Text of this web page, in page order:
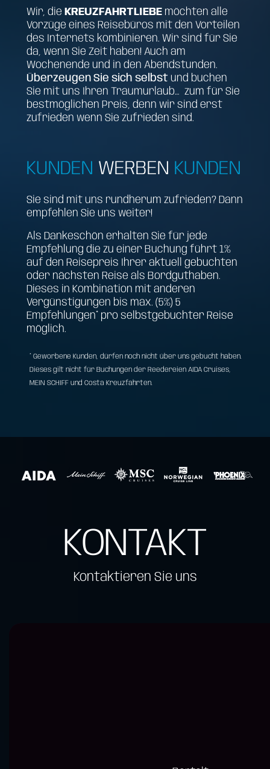
Wir, die KREUZFAHRTLIEBE möchten alle
Vorzüge eines Reisebüros mit den Vorteilen
des Internets kombinieren. Wir sind für Sie
da, wenn Sie Zeit haben! Auch am
Wochenende und in den Abendstunden.
Überzeugen Sie sich selbst und buchen
Sie mit uns Ihren Traumurlaub… zum für Sie
bestmöglichen Preis, denn wir sind erst
zufrieden wenn Sie zufrieden sind.
KUNDEN WERBEN KUNDEN
Sie sind mit uns rundherum zufrieden? Dann
empfehlen Sie uns weiter!
Als Dankeschön erhalten Sie für jede
Empfehlung die zu einer Buchung führt 1%
auf den Reisepreis Ihrer aktuell gebuchten
oder nächsten Reise als Bordguthaben.
Dieses in Kombination mit anderen
Vergünstigungen bis max. (5%) 5
Empfehlungen* pro selbstgebuchter Reise
möglich.
* Geworbene Kunden, dürfen noch nicht über uns gebucht haben.
Dieses gilt nicht für Buchungen der Reedereien AIDA Cruises,
MEIN SCHIFF und Costa Kreuzfahrten.
KONTAKT
Kontaktieren Sie uns